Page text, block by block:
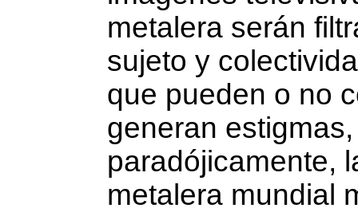
metalera serán
sujeto y
que pueden o no
generan
paradójicamente,
metalera mundial